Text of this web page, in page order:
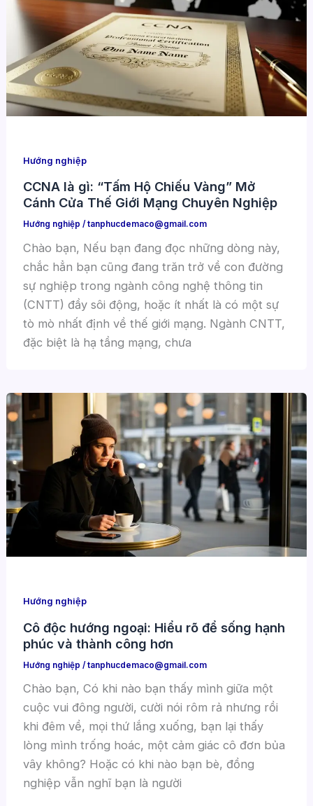
Hướng nghiệp
CCNA là gì: “Tấm Hộ Chiếu Vàng” Mở
Cánh Cửa Thế Giới Mạng Chuyên Nghiệp
Hướng nghiệp /tanphucdemaco@gmail.com
Chào bạn, Nếu bạn đang đọc những dòng này,
chắc hẳn bạn cũng đang trăn trở về con đường
sự nghiệp trong ngành công nghệ thông tin
(CNTT) đầy sôi động, hoặc ít nhất là có một sự
tò mò nhất định về thế giới mạng. Ngành CNTT,
đặc biệt là hạ tầng mạng, chưa
Hướng nghiệp
Cô độc hướng ngoại: Hiểu rõ để sống hạnh
phúc và thành công hơn
Hướng nghiệp /tanphucdemaco@gmail.com
Chào bạn, Có khi nào bạn thấy mình giữa một
cuộc vui đông người, cười nói rôm rả nhưng rồi
khi đêm về, mọi thứ lắng xuống, bạn lại thấy
lòng mình trống hoác, một cảm giác cô đơn bủa
vây không? Hoặc có khi nào bạn bè, đồng
nghiệp vẫn nghĩ bạn là người